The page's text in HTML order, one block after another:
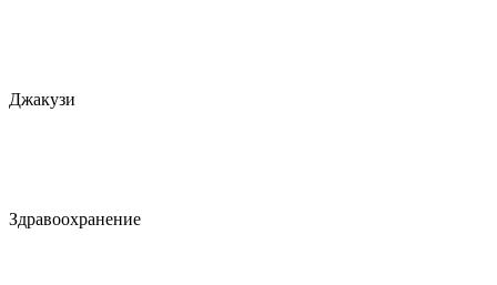
Джакузи
Здравоохранение